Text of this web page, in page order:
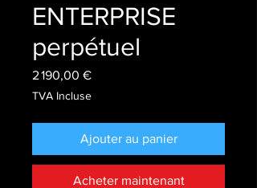
ENTERPRISE
perpétuel
2 190,00 €Prix
TVA Incluse
Ajouter au panier
Acheter maintenant